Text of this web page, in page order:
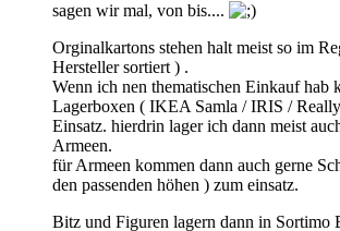
sagen wir mal, von bis....
Orginalkartons stehen halt meist so im
Hersteller sortiert ) .
Wenn ich nen thematischen Einkauf hab
Lagerboxen ( IKEA Samla / IRIS /
Einsatz. hierdrin lager ich dann meist
Armeen.
für Armeen kommen dann auch gerne
den passenden höhen ) zum einsatz.
Bitz und Figuren lagern dann in Sortimo